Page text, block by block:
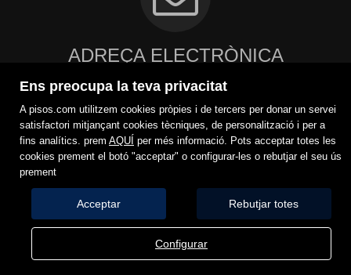
Ens preocupa la teva privacitat
A pisos.com utilitzem cookies pròpies i de tercers per donar un servei
satisfactori mitjançant cookies tècniques, de personalització i per a
fins analítics. prem AQUÍ per més informació. Pots acceptar totes les
cookies prement el botó "acceptar" o configurar-les o rebutjar el seu ús
prement
Acceptar Rebutjar totes
Configurar
ADREÇA ELECTRÒNICA
info@euroeci.com
Contacte